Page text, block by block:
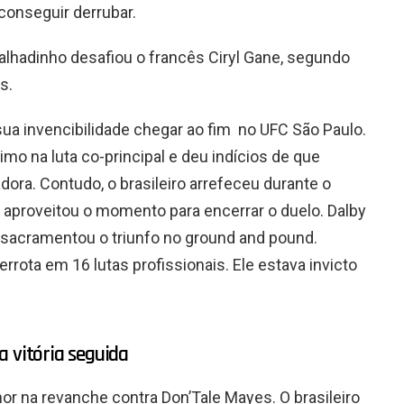
derrubar.
desafiou o francês Ciryl Gane, segundo
invencibilidade chegar ao fim no UFC São Paulo.
na luta co-principal e deu indícios de que
Contudo, o brasileiro arrefeceu durante o
o momento para encerrar o duelo. Dalby
o triunfo no ground and pound.
em 16 lutas profissionais. Ele estava invicto
vitória seguida
na revanche contra Don’Tale Mayes. O brasileiro